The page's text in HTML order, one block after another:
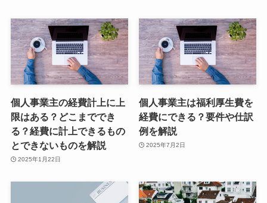
個人事業主の経費計上に上
限はある？どこまででき
る？経費に計上できるもの
とできないものを解説
2025年1月22日
個人事業主は福利厚生費を
経費にできる？要件や仕訳
例を解説
2025年7月2日